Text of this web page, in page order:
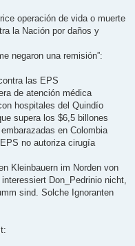
operación de vida o muerte
la Nación por daños y
negaron una remisión”:
las EPS
de atención médica
hospitales del Quindío
supera los $6,5 billones
en Colombia
no autoriza cirugía
Kleinbauern im Norden von
Don_Pedrinio nicht,
sind. Solche Ignoranten